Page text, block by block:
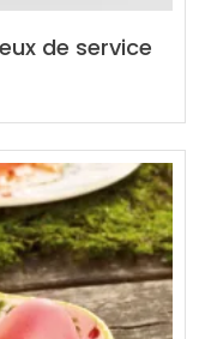
de service